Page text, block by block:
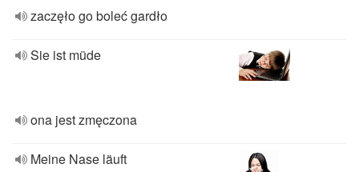
zaczęło go boleć gardło
Sie ist müde
ona jest zmęczona
Meine Nase läuft